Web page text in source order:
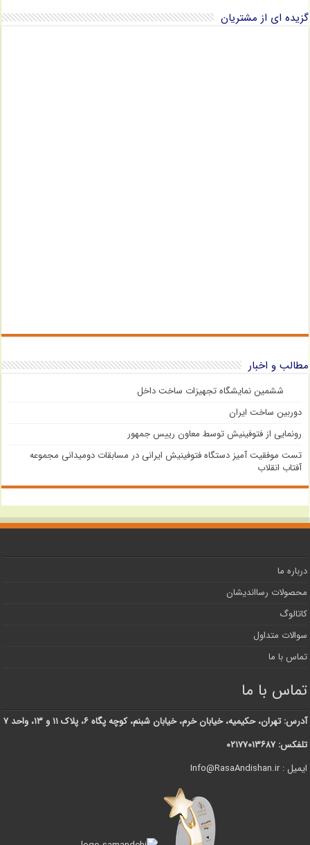
گزیده ای از مشتریان
مطالب و اخبار
ششمین نمایشگاه تجهیزات ساخت داخل
دوربین ساخت ایران
رونمایی از فتوفینیش توسط معاون رییس جمهور
تست موفقیت آمیز دستگاه فتوفینیش ایرانی در مسابقات دومیدانی مجموعه
آفتاب انقلاب
درباره ما
محصولات رسااندیشان
کاتالوگ
سوالات متداول
تماس با ما
تماس با ما
آدرس: تهران، حکیمیه، خیابان خرم، خیابان شبنم، کوچه پگاه ۶، پلاک ۱۱ و ۱۳، واحد ۷
تلفکس: ۰۲۱۷۷۰۱۳۶۸۷
ایمیل : Info@RasaAndishan.ir